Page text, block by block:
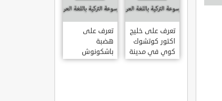
تعرف على خليج
اكتور كوتشوك
كوي في مدينة
داتشا الساحلية
تعرف على
هضبة
باشكونوش
الطبيعية في